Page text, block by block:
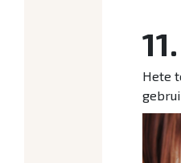
Hete